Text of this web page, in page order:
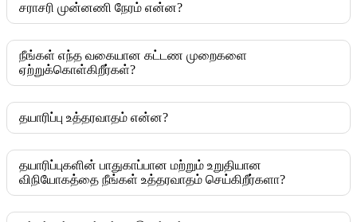
சராசரி முன்னணி நேரம் என்ன?
நீங்கள் எந்த வகையான கட்டண முறைகளை
ஏற்றுக்கொள்கிறீர்கள்?
தயாரிப்பு உத்தரவாதம் என்ன?
தயாரிப்புகளின் பாதுகாப்பான மற்றும் உறுதியான
விநியோகத்தை நீங்கள் உத்தரவாதம் செய்கிறீர்களா?